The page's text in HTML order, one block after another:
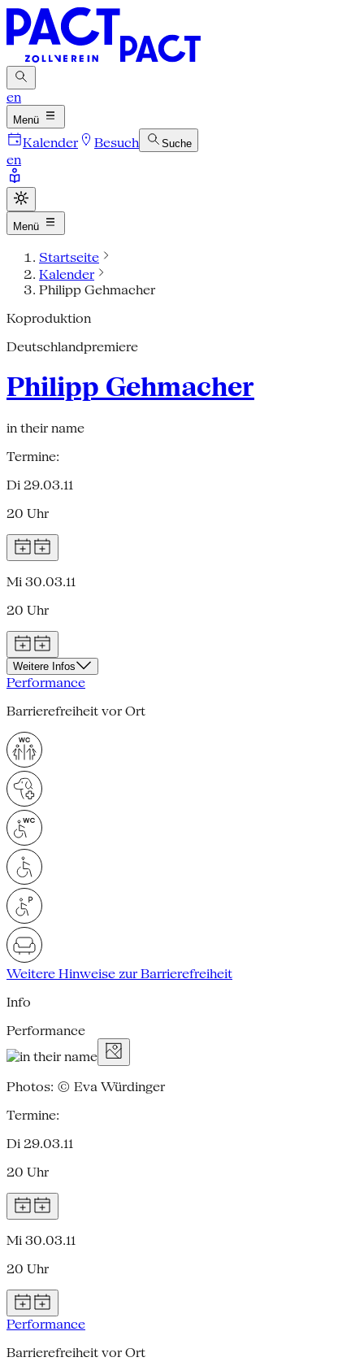
en
Menü
Kalender Besuch Suche
en
Menü
Startseite
Kalender
Philipp Gehmacher
Koproduktion
Deutschlandpremiere
Philipp Gehmacher
in their name
Termine:
Di 29.03.11
20 Uhr
Mi 30.03.11
20 Uhr
Weitere Infos
Performance
Barrierefreiheit vor Ort
Weitere Hinweise zur Barrierefreiheit
Info
Performance
Photos: © Eva Würdinger
Termine:
Di 29.03.11
20 Uhr
Mi 30.03.11
20 Uhr
Performance
Barrierefreiheit vor Ort